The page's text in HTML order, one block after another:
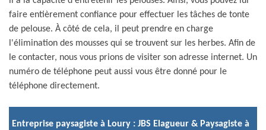
faire entièrement confiance pour effectuer les tâches de tonte
de pelouse. À côté de cela, il peut prendre en charge
l'élimination des mousses qui se trouvent sur les herbes. Afin de
le contacter, nous vous prions de visiter son adresse internet. Un
numéro de téléphone peut aussi vous être donné pour le
téléphone directement.
Entreprise paysagiste à Loury : JBS Elagueur & Paysagiste à